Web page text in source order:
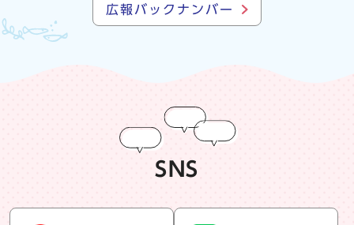
広報バックナンバー
SNS
snsリスト